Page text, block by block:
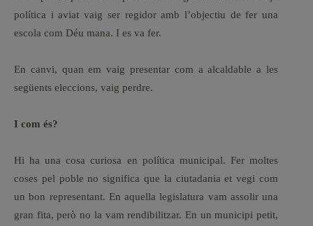
política i aviat vaig ser regidor amb l’objectiu de fer una
escola com Déu mana. I es va fer.
En canvi, quan em vaig presentar com a alcaldable a les
següents eleccions, vaig perdre.
I com és?
Hi ha una cosa curiosa en política municipal. Fer moltes
coses pel poble no significa que la ciutadania et vegi com
un bon representant. En aquella legislatura vam assolir una
gran fita, però no la vam rendibilitzar. En un municipi petit,